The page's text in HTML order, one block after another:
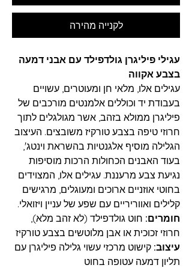
לקנייה מהירה
עגילי פיליגרן גולדפילד עם אבני דמעה
בצבע אקווה
עגילים אלו, מלאי חן ומעוטרים, עשויים
בעבודת יד וכוללים אלמנטים מורכבים של
פיליגרן ממולא בזהב, אשר מגולגלים לתוך
חרוזי טיפה בצבע טורקיז משובצים. העיצוב
הגלילה מוסיף אלגנטיות בהשראת וינטג',
בעוד האבנים הכחולות הרכות מוסיפות
נגיעת צבע מרעננת. עגילים אלו, המצוידים
בחוטי אוזניים ארוכים ומעוגלים, מרגישים
קלילים ואווריריים עם שפע של עניין ויזואלי.
חומרים: חוט גולדפילד (לא זהב מלא),
חרוזי זכוכית או אבן מלוטשים בצבע טורקיז
עיצוב: קישוט מרכזי עשוי גלילה פיליגרן עם
תליון דמעה עטופה בחוט